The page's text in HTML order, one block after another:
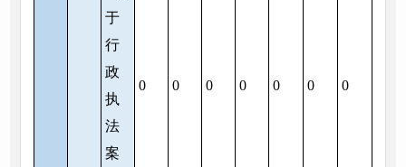
于
行
政
执
法
案
0 0 0 0 0 0 0